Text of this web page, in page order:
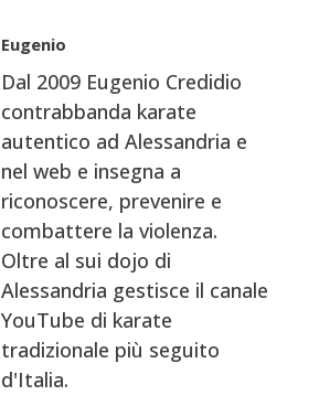
Eugenio
Dal 2009 Eugenio Credidio
contrabbanda karate
autentico ad Alessandria e
nel web e insegna a
riconoscere, prevenire e
combattere la violenza.
Oltre al sui dojo di
Alessandria gestisce il canale
YouTube di karate
tradizionale più seguito
d'Italia.